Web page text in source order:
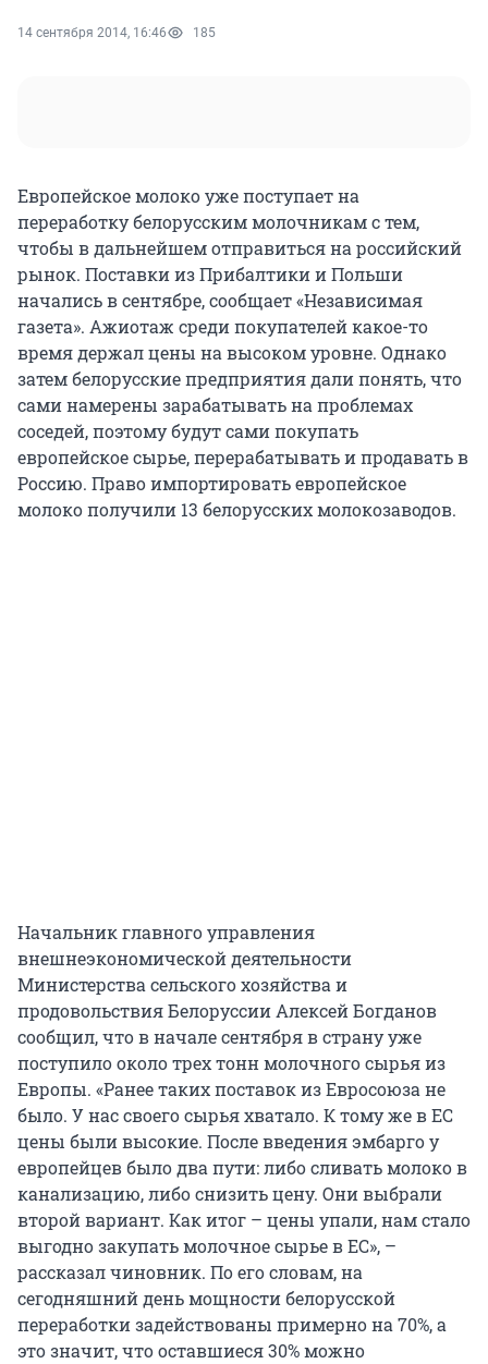
14 сентября 2014, 16:46 185
Европейское молоко уже поступает на
переработку белорусским молочникам с тем,
чтобы в дальнейшем отправиться на российский
рынок. Поставки из Прибалтики и Польши
начались в сентябре, сообщает «Независимая
газета». Ажиотаж среди покупателей какое-то
время держал цены на высоком уровне. Однако
затем белорусские предприятия дали понять, что
сами намерены зарабатывать на проблемах
соседей, поэтому будут сами покупать
европейское сырье, перерабатывать и продавать в
Россию. Право импортировать европейское
молоко получили 13 белорусских молокозаводов.
Начальник главного управления
внешнеэкономической деятельности
Министерства сельского хозяйства и
продовольствия Белоруссии Алексей Богданов
сообщил, что в начале сентября в страну уже
поступило около трех тонн молочного сырья из
Европы. «Ранее таких поставок из Евросоюза не
было. У нас своего сырья хватало. К тому же в ЕС
цены были высокие. После введения эмбарго у
европейцев было два пути: либо сливать молоко в
канализацию, либо снизить цену. Они выбрали
второй вариант. Как итог – цены упали, нам стало
выгодно закупать молочное сырье в ЕС», –
рассказал чиновник. По его словам, на
сегодняшний день мощности белорусской
переработки задействованы примерно на 70%, а
это значит, что оставшиеся 30% можно